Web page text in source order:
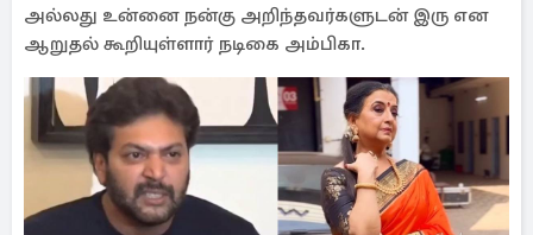
அல்லது உன்னை நன்கு அறிந்தவர்களுடன் இரு என
ஆறுதல் கூறியுள்ளார் நடிகை அம்பிகா.